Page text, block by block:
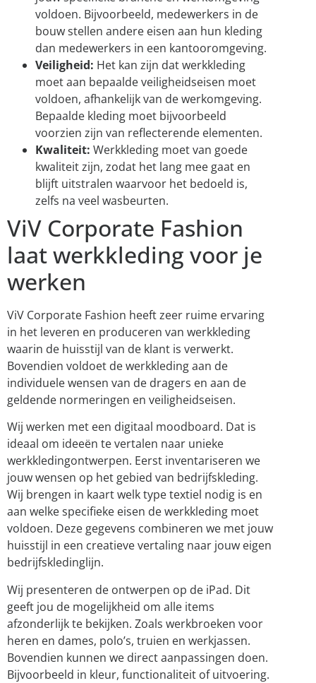
voldoen. Bijvoorbeeld, medewerkers in de
bouw stellen andere eisen aan hun kleding
dan medewerkers in een kantooromgeving.
Veiligheid: Het kan zijn dat werkkleding
moet aan bepaalde veiligheidseisen moet
voldoen, afhankelijk van de werkomgeving.
Bepaalde kleding moet bijvoorbeeld
voorzien zijn van reflecterende elementen.
Kwaliteit: Werkkleding moet van goede
kwaliteit zijn, zodat het lang mee gaat en
blijft uitstralen waarvoor het bedoeld is,
zelfs na veel wasbeurten.
ViV Corporate Fashion
laat werkkleding voor je
werken
ViV Corporate Fashion heeft zeer ruime ervaring
in het leveren en produceren van werkkleding
waarin de huisstijl van de klant is verwerkt.
Bovendien voldoet de werkkleding aan de
individuele wensen van de dragers en aan de
geldende normeringen en veiligheidseisen.
Wij werken met een digitaal moodboard. Dat is
ideaal om ideeën te vertalen naar unieke
werkkledingontwerpen. Eerst inventariseren we
jouw wensen op het gebied van bedrijfskleding.
Wij brengen in kaart welk type textiel nodig is en
aan welke specifieke eisen de werkkleding moet
voldoen. Deze gegevens combineren we met jouw
huisstijl in een creatieve vertaling naar jouw eigen
bedrijfskledinglijn.
Wij presenteren de ontwerpen op de iPad. Dit
geeft jou de mogelijkheid om alle items
afzonderlijk te bekijken. Zoals werkbroeken voor
heren en dames, polo’s, truien en werkjassen.
Bovendien kunnen we direct aanpassingen doen.
Bijvoorbeeld in kleur, functionaliteit of uitvoering.